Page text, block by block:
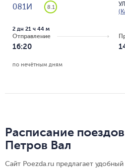
081И 8.1
Отправление
16:20
2 дн 21 ч 44 м
по нечётным дням
Расписание
Петров Вал
Сайт Poezda.ru предлагает